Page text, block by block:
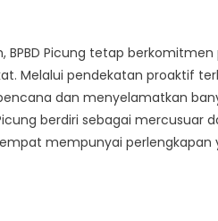
Picung tetap
Melalui pendekatan proaktif
dan menyelamatkan
berdiri sebagai mercusuar
mempunyai perlengkapan